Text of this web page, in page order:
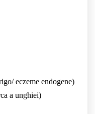
eczeme endogene)
a unghiei)